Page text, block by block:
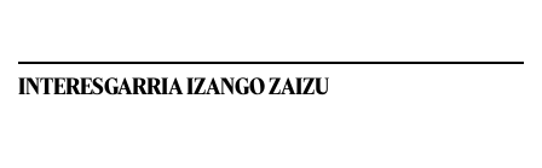
INTERESGARRIA IZANGO ZAIZU